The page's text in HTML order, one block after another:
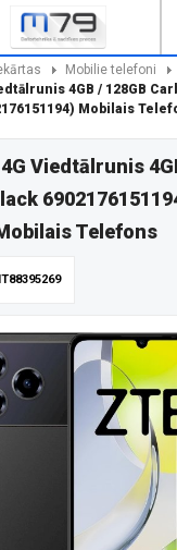
Mobilie telefoni
4GB / 128GB
Mobilais
Viedtālrunis
Telefons